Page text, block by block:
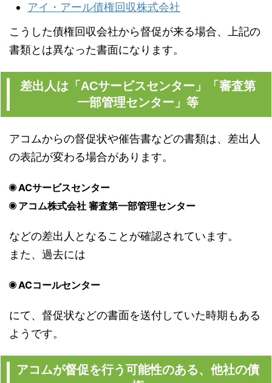
アイ・アール債権回収株式会社
こうした債権回収会社から督促が来る場合、上記の
書類とは異なった書面になります。
差出人は「ACサービスセンター」「審査第
一部管理センター」等
アコムからの督促状や催告書などの書類は、差出人
の表記が変わる場合があります。
ACサービスセンター
アコム株式会社 審査第一部管理センター
などの差出人となることが確認されています。
また、過去には
ACコールセンター
にて、督促状などの書面を送付していた時期もある
ようです。
アコムが督促を行う可能性のある、他社の債